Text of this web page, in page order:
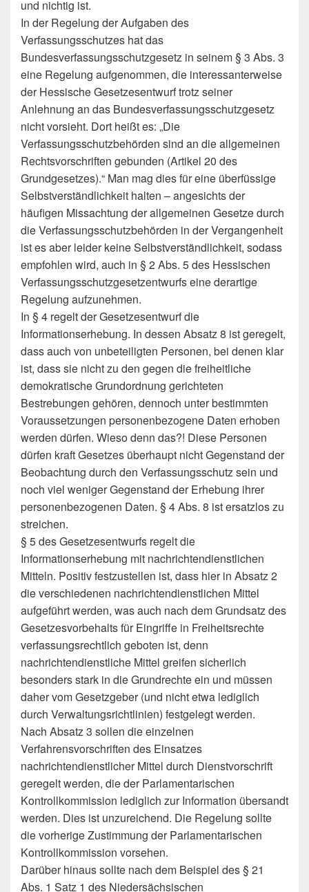
und nichtig ist.
In der Regelung der Aufgaben des
Verfassungsschutzes hat das
Bundesverfassungsschutzgesetz in seinem § 3 Abs. 3
eine Regelung aufgenommen, die interessanterweise
der Hessische Gesetzesentwurf trotz seiner
Anlehnung an das Bundesverfassungsschutzgesetz
nicht vorsieht. Dort heißt es: „Die
Verfassungsschutzbehörden sind an die allgemeinen
Rechtsvorschriften gebunden (Artikel 20 des
Grundgesetzes).“ Man mag dies für eine überfüssige
Selbstverständlichkeit halten – angesichts der
häufigen Missachtung der allgemeinen Gesetze durch
die Verfassungsschutzbehörden in der Vergangenheit
ist es aber leider keine Selbstverständlichkeit, sodass
empfohlen wird, auch in § 2 Abs. 5 des Hessischen
Verfassungsschutzgesetzentwurfs eine derartige
Regelung aufzunehmen.
In § 4 regelt der Gesetzesentwurf die
Informationserhebung. In dessen Absatz 8 ist geregelt,
dass auch von unbeteiligten Personen, bei denen klar
ist, dass sie nicht zu den gegen die freiheitliche
demokratische Grundordnung gerichteten
Bestrebungen gehören, dennoch unter bestimmten
Voraussetzungen personenbezogene Daten erhoben
werden dürfen. Wieso denn das?! Diese Personen
dürfen kraft Gesetzes überhaupt nicht Gegenstand der
Beobachtung durch den Verfassungsschutz sein und
noch viel weniger Gegenstand der Erhebung ihrer
personenbezogenen Daten. § 4 Abs. 8 ist ersatzlos zu
streichen.
§ 5 des Gesetzesentwurfs regelt die
Informationserhebung mit nachrichtendienstlichen
Mitteln. Positiv festzustellen ist, dass hier in Absatz 2
die verschiedenen nachrichtendienstlichen Mittel
aufgeführt werden, was auch nach dem Grundsatz des
Gesetzesvorbehalts für Eingriffe in Freiheitsrechte
verfassungsrechtlich geboten ist, denn
nachrichtendienstliche Mittel greifen sicherlich
besonders stark in die Grundrechte ein und müssen
daher vom Gesetzgeber (und nicht etwa lediglich
durch Verwaltungsrichtlinien) festgelegt werden.
Nach Absatz 3 sollen die einzelnen
Verfahrensvorschriften des Einsatzes
nachrichtendienstlicher Mittel durch Dienstvorschrift
geregelt werden, die der Parlamentarischen
Kontrollkommission lediglich zur Information übersandt
werden. Dies ist unzureichend. Die Regelung sollte
die vorherige Zustimmung der Parlamentarischen
Kontrollkommission vorsehen.
Darüber hinaus sollte nach dem Beispiel des § 21
Abs. 1 Satz 1 des Niedersächsischen